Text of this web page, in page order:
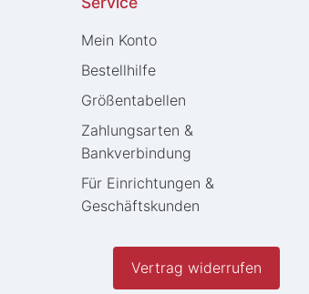
Mein Konto
Bestellhilfe
Größentabellen
Zahlungsarten &
Bankverbindung
Für Einrichtungen &
Geschäftskunden
Vertrag widerrufen